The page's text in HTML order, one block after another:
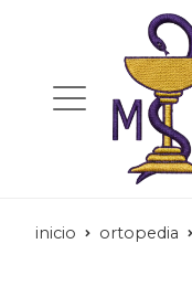
inicio ortopedia